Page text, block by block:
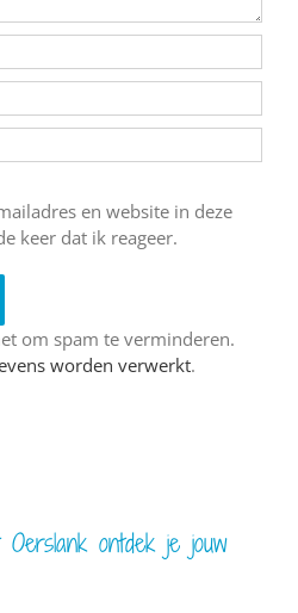
en website in deze
keer dat ik reageer.
om spam te verminderen.
worden verwerkt.
ontdek je jouw